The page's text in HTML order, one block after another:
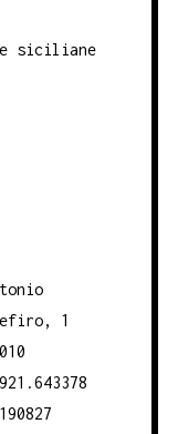
siciliane
1